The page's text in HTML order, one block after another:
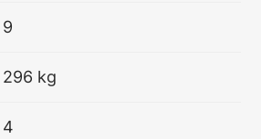
9
296 kg
4